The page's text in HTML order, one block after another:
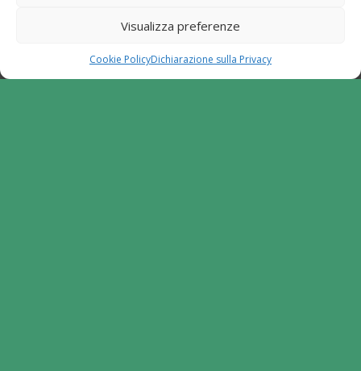
Visualizza preferenze
Cookie PolicyDichiarazione sulla Privacy
6.2.1. Aiuto all'avviamento d'impresa per attività